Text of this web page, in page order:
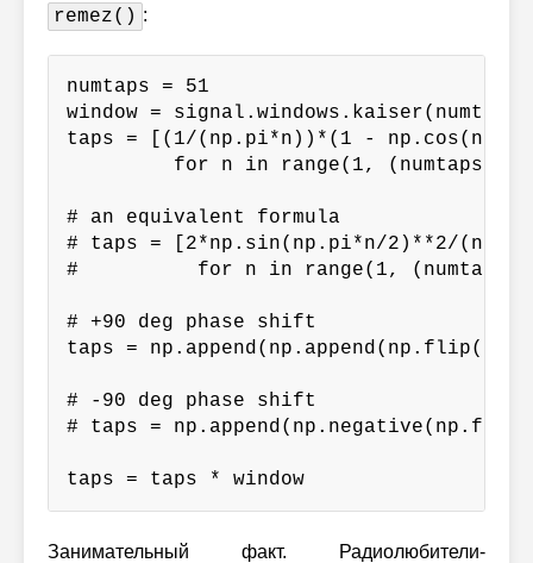
remez() :
numtaps = 51
window =
taps = [(1/(np.pi*n))*(1 -
for n in range(1, (numtaps//
# an equivalent formula
# taps = [2*np.sin(np.pi*n/2)**2/
#          for n in range(1, (numtaps//
# +90 deg phase shift
taps =
# -90 deg phase shift
# taps =
taps = taps * window
Занимательный факт. Радиолюбители-